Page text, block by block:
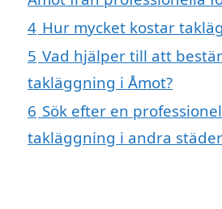
4 Hur mycket kostar
5 Vad hjälper till att
takläggning i Åmot?
6 Sök efter en
takläggning i andra